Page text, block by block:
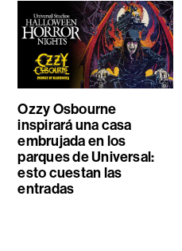
Ozzy Osbourne
inspirará una casa
embrujada en los
parques de Universal:
esto cuestan las
entradas